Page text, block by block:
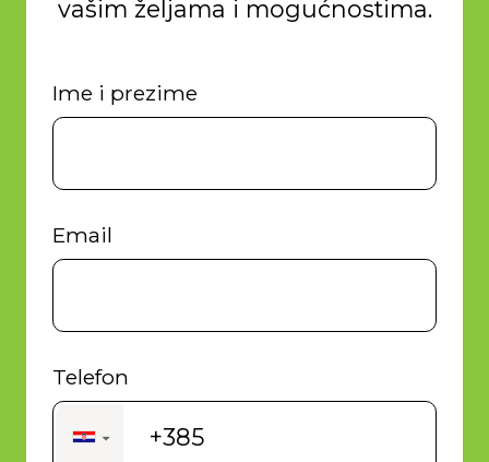
vašim željama i mogućnostima.
Ime i prezime
Email
Telefon
▼ +385